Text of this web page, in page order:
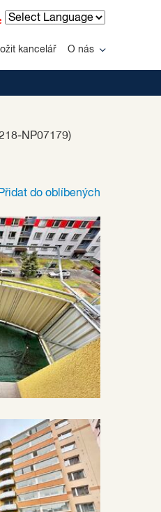
kancelář O nás
NP07179)
Přidat do oblíbených